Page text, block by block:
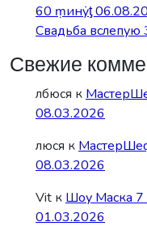
60 ṃинẏƫ
Свадьба вслепую
Свежие
лбюся к
08.03.2026
люся к
08.03.2026
Vit к Шоу Маска 7
01.03.2026